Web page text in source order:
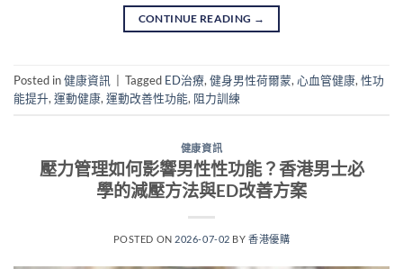
CONTINUE READING →
Posted in健康資訊 Tagged ED治療,健身男性荷爾蒙,心血管健康,性功
能提升,運動健康,運動改善性功能, 阻力訓練
健康資訊
壓力管理如何影響男性性功能？香港男士必
學的減壓方法與ED改善方案
POSTED ON 2026-07-02 BY香港優購